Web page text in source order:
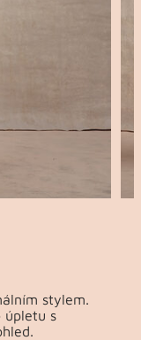
stylem.
úpletu s